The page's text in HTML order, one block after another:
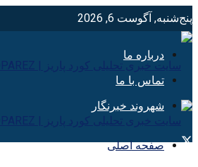
پنج‌شنبه, آگوست 6, 2026
درباره ما
تماس با ما
شهروند خبرنگار
صفحه اصلی